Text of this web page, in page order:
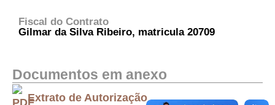
Fiscal do Contrato
Gilmar da Silva Ribeiro, matricula 20709
Documentos em anexo
Extrato de Autorização